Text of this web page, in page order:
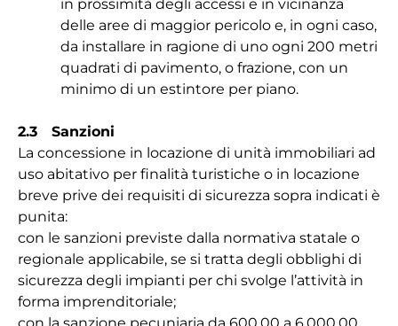
in prossimità degli accessi e in vicinanza
delle aree di maggior pericolo e, in ogni caso,
da installare in ragione di uno ogni 200 metri
quadrati di pavimento, o frazione, con un
minimo di un estintore per piano.
2.3 Sanzioni
La concessione in locazione di unità immobiliari ad
uso abitativo per finalità turistiche o in locazione
breve prive dei requisiti di sicurezza sopra indicati è
punita:
con le sanzioni previste dalla normativa statale o
regionale applicabile, se si tratta degli obblighi di
sicurezza degli impianti per chi svolge l’attività in
forma imprenditoriale;